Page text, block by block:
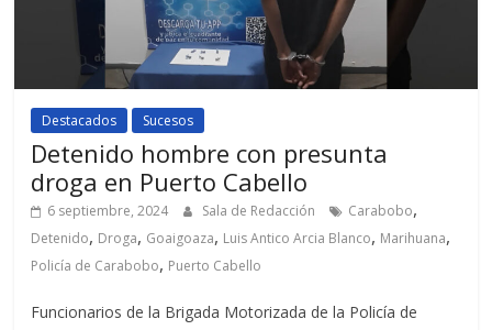
Destacados Sucesos
Detenido hombre con presunta
droga en Puerto Cabello
6 septiembre, 2024 Sala de Redacción Carabobo,
Detenido, Droga, Goaigoaza, Luis Antico Arcia Blanco, Marihuana,
Policía de Carabobo, Puerto Cabello
Funcionarios de la Brigada Motorizada de la Policía de